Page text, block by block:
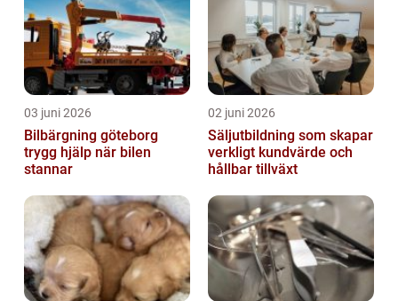
03 juni 2026
Bilbärgning göteborg
trygg hjälp när bilen
stannar
02 juni 2026
Säljutbildning som skapar
verkligt kundvärde och
hållbar tillväxt